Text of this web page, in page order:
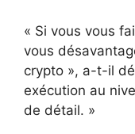
« Si vous vous
vous
crypto », a-t-il
exécution au
de détail. »